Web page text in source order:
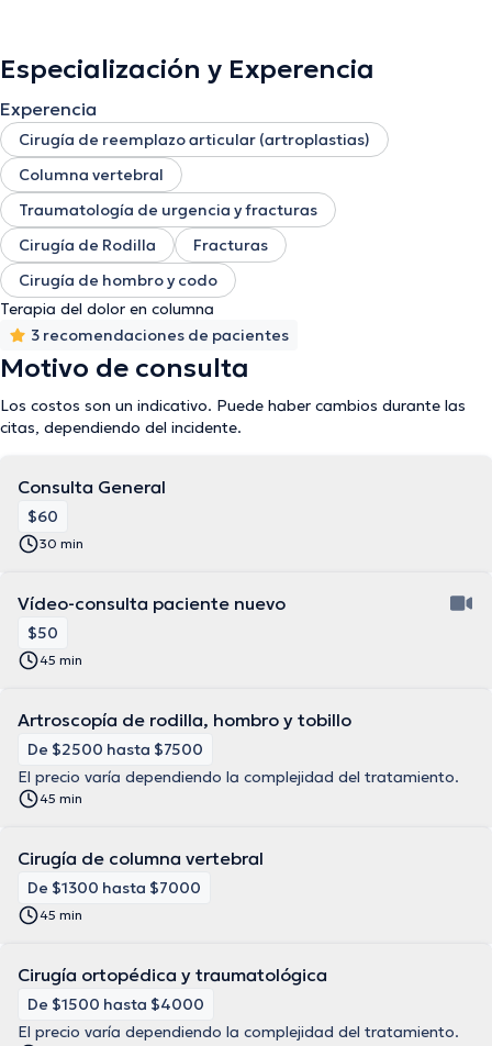
Especialización y Experencia
Experencia
Cirugía de reemplazo articular (artroplastias)
Columna vertebral
Traumatología de urgencia y fracturas
Cirugía de Rodilla
Fracturas
Cirugía de hombro y codo
Terapia del dolor en columna
3 recomendaciones de pacientes
Motivo de consulta
Los costos son un indicativo. Puede haber cambios durante las
citas, dependiendo del incidente.
Consulta General
$60
30 min
Vídeo-consulta paciente nuevo
$50
45 min
Artroscopía de rodilla, hombro y tobillo
De $2500 hasta $7500
El precio varía dependiendo la complejidad del tratamiento.
45 min
Cirugía de columna vertebral
De $1300 hasta $7000
45 min
Cirugía ortopédica y traumatológica
De $1500 hasta $4000
El precio varía dependiendo la complejidad del tratamiento.